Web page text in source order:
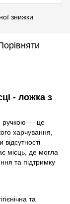
знижки
- ложка з
ручкою — це
харчування,
місць, де могла
та підтримку
та